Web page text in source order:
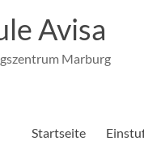
Avisa
Marburg
Startseite